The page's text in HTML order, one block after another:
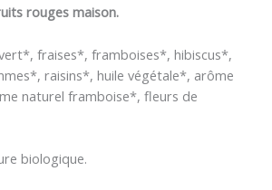
rouges maison.
fraises*, framboises*, hibiscus*,
raisins*, huile végétale*, arôme
naturel framboise*, fleurs de
biologique.